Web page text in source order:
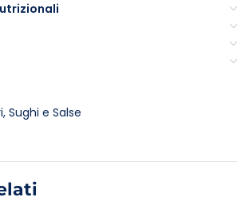
, Sughi e Salse